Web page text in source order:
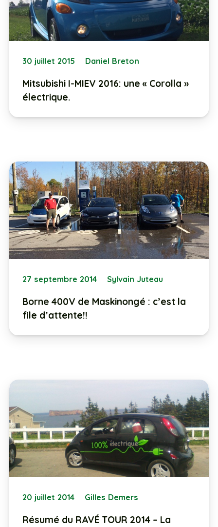
30 juillet 2015 Daniel Breton
Mitsubishi I-MIEV 2016: une « Corolla »
électrique.
27 septembre 2014 Sylvain Juteau
Borne 400V de Maskinongé : c’est la
file d’attente!!
20 juillet 2014 Gilles Demers
Résumé du RAVÉ TOUR 2014 – La